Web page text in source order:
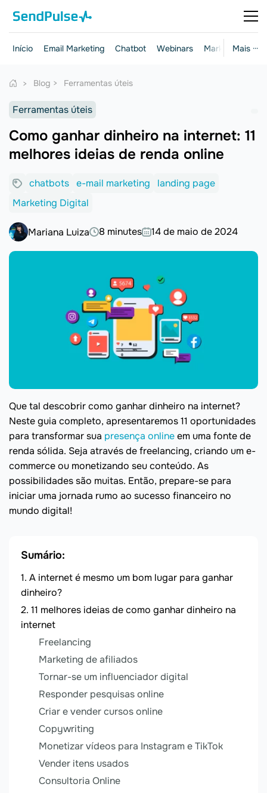
Mais ···
Início Email Marketing Chatbot Webinars Marketing e
Blog Ferramentas úteis
Ferramentas úteis
Como ganhar dinheiro na internet: 11
melhores ideias de renda online
chatbots e-mail marketing
landing page
Marketing Digital
Mariana Luiza 8 minutes 14 de maio de 2024
Que tal descobrir como ganhar dinheiro na internet?
Neste guia completo, apresentaremos 11 oportunidades
para transformar sua presença onlineem uma fonte de
renda sólida. Seja através de freelancing, criando um e-
commerce ou monetizando seu conteúdo. As
possibilidades são muitas. Então, prepare-se para
iniciar uma jornada rumo ao sucesso financeiro no
mundo digital!
Sumário:
A internet é mesmo um bom lugar para ganhar
dinheiro?
11 melhores ideias de como ganhar dinheiro na
internet
Freelancing
Marketing de afiliados
Tornar-se um influenciador digital
Responder pesquisas online
Criar e vender cursos online
Copywriting
Monetizar vídeos para Instagram e TikTok
Vender itens usados
Consultoria Online